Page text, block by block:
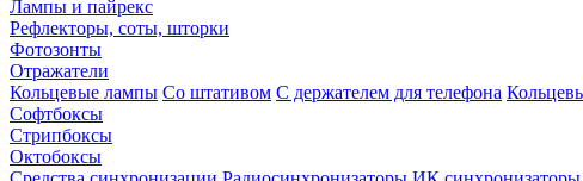
Лампы и пайрекс
Рефлекторы, соты, шторки
Фотозонты
Отражатели
Кольцевые лампы Со штативом С держателем для телефона
Софтбоксы
Стрипбоксы
Октобоксы